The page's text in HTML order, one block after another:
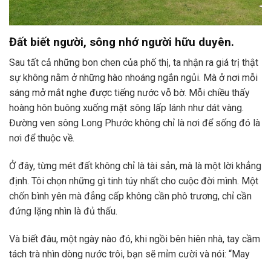
Đất biết người, sông nhớ người hữu duyên.
Sau tất cả những bon chen của phố thị, ta nhận ra giá trị thật
sự không nằm ở những hào nhoáng ngắn ngủi. Mà ở nơi mỗi
sáng mở mắt nghe được tiếng nước vỗ bờ. Mỗi chiều thấy
hoàng hôn buông xuống mặt sông lấp lánh như dát vàng.
Đường ven sông Long Phước không chỉ là nơi để sống đó là
nơi để thuộc về.
Ở đây, từng mét đất không chỉ là tài sản, mà là một lời khẳng
định. Tôi chọn những gì tinh túy nhất cho cuộc đời mình. Một
chốn bình yên mà đẳng cấp không cần phô trương, chỉ cần
đứng lặng nhìn là đủ thấu.
Và biết đâu, một ngày nào đó, khi ngồi bên hiên nhà, tay cầm
tách trà nhìn dòng nước trôi, bạn sẽ mỉm cười và nói: “May